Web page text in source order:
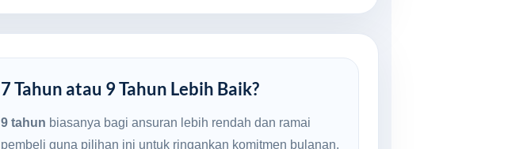
7 Tahun atau 9 Tahun Lebih Baik?
9 tahun biasanya bagi ansuran lebih rendah dan ramai
pembeli guna pilihan ini untuk ringankan komitmen bulanan.